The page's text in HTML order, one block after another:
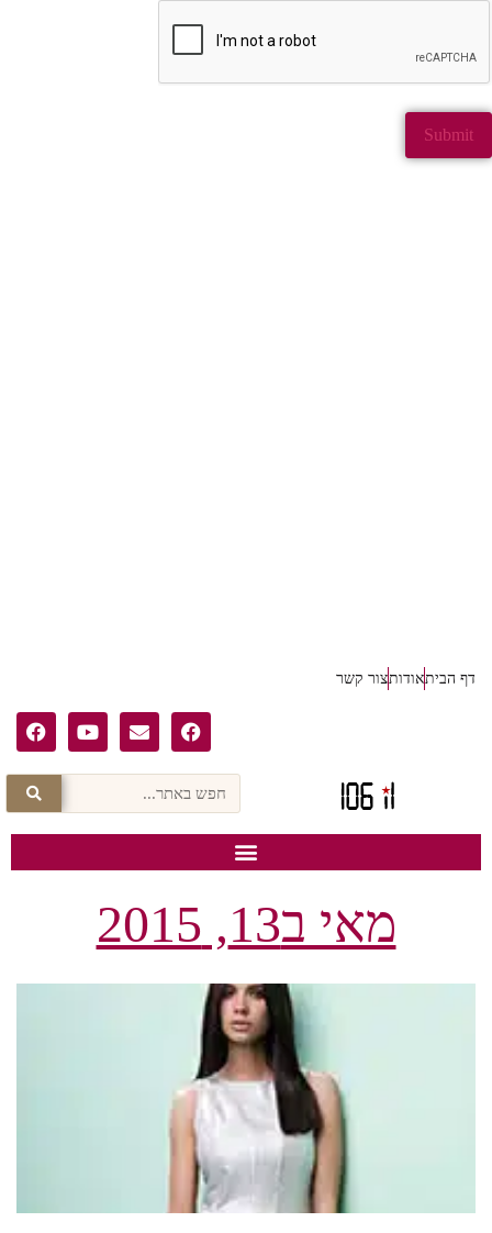
דף הביתאודותצור קשר
מאי ב13, 2015